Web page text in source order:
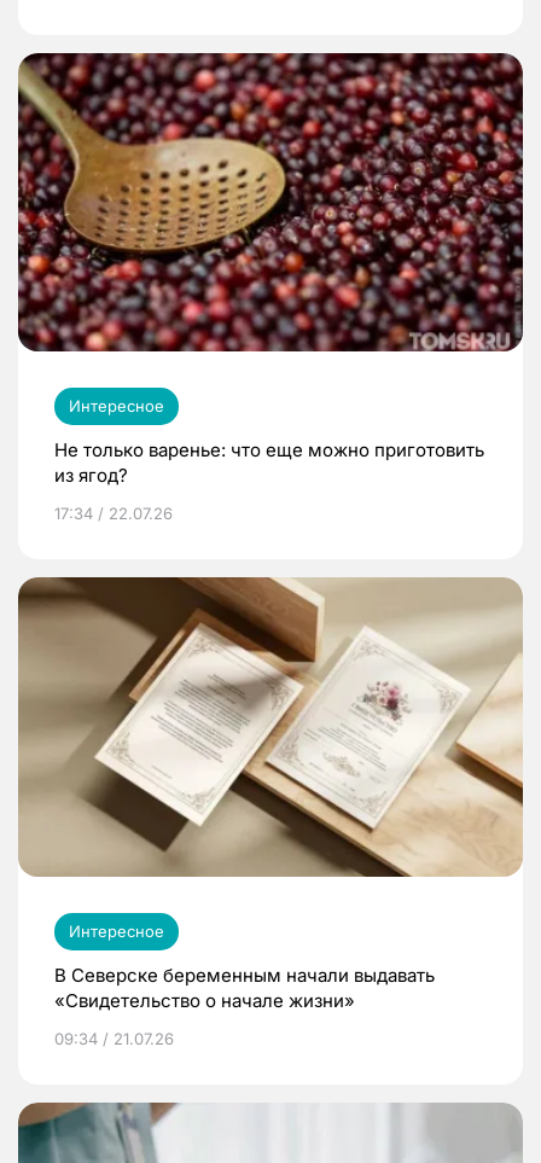
Интересное
Не только варенье: что еще можно приготовить
из ягод?
17:34 / 22.07.26
Интересное
В Северске беременным начали выдавать
«Свидетельство о начале жизни»
09:34 / 21.07.26